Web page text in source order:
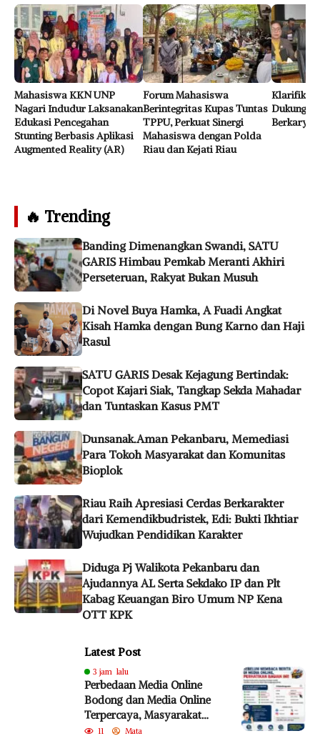
Mahasiswa KKN UNP
Nagari Indudur Laksanakan
Edukasi Pencegahan
Stunting Berbasis Aplikasi
Augmented Reality (AR)
Forum Mahasiswa
Berintegritas Kupas Tuntas
TPPU, Perkuat Sinergi
Mahasiswa dengan Polda
Riau dan Kejati Riau
Klarifikasi
Berkarya
🔥 Trending
Banding Dimenangkan Swandi, SATU
GARIS Himbau Pemkab Meranti Akhiri
Perseteruan, Rakyat Bukan Musuh
Di Novel Buya Hamka, A Fuadi Angkat
Kisah Hamka dengan Bung Karno dan Haji
Rasul
SATU GARIS Desak Kejagung Bertindak:
Copot Kajari Siak, Tangkap Sekda Mahadar
dan Tuntaskan Kasus PMT
Dunsanak.Aman Pekanbaru, Memediasi
Para Tokoh Masyarakat dan Komunitas
Bioplok
Riau Raih Apresiasi Cerdas Berkarakter
dari Kemendikbudristek, Edi: Bukti Ikhtiar
Wujudkan Pendidikan Karakter
Diduga Pj Walikota Pekanbaru dan
Ajudannya AL Serta Sekdako IP dan Plt
Kabag Keuangan Biro Umum NP Kena
OTT KPK
Latest Post
3 jam lalu
Perbedaan Media Online
Bodong dan Media Online
Terpercaya, Masyarakat
Diminta Lebih Cermat
11 Mata